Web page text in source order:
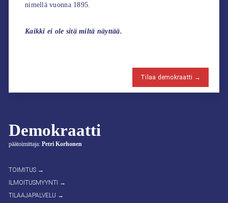
Demokraatti
päätoimittaja: Petri Korhonen
TOIMITUS →
ILMOITUSMYYNTI →
TILAAJAPALVELU →
nimellä vuonna 1895.
Kaikki ei ole sitä miltä näyttää.
Tilaa demokraatti →